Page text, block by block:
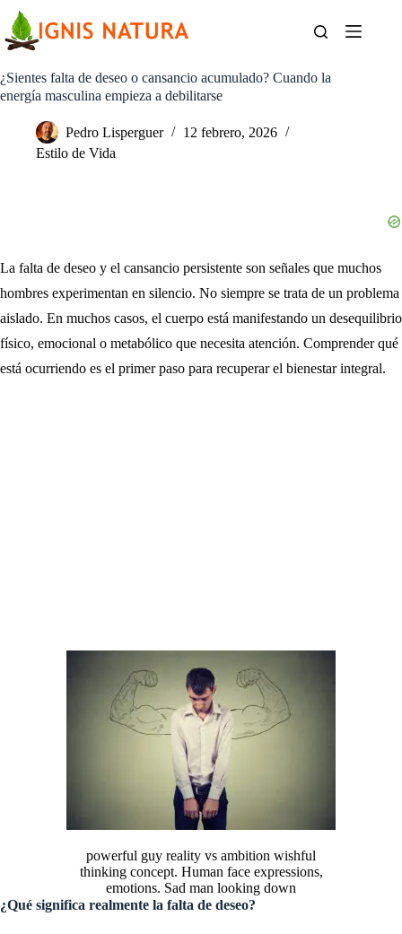
contenido
¿Sientes falta de deseo o cansancio acumulado? Cuando la
energía masculina empieza a debilitarse
Pedro Lisperguer
12 febrero, 2026
Estilo de Vida
La falta de deseo y el cansancio persistente son señales que muchos
hombres experimentan en silencio. No siempre se trata de un problema
aislado. En muchos casos, el cuerpo está manifestando un desequilibrio
físico, emocional o metabólico que necesita atención. Comprender qué
está ocurriendo es el primer paso para recuperar el bienestar integral.
powerful guy reality vs ambition wishful
thinking concept. Human face expressions,
emotions. Sad man looking down
¿Qué significa realmente la falta de deseo?